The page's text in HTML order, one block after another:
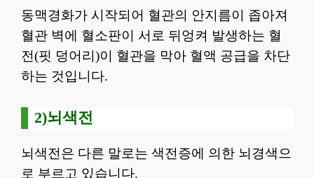
동맥경화가 시작되어 혈관의 안지름이 좁아져
혈관 벽에 혈소판이 서로 뒤엉켜 발생하는 혈
전(핏 덩어리)이 혈관을 막아 혈액 공급을 차단
하는 것입니다.
2)뇌색전
뇌색전은 다른 말로는 색전증에 의한 뇌경색으
로 부르고 있습니다.